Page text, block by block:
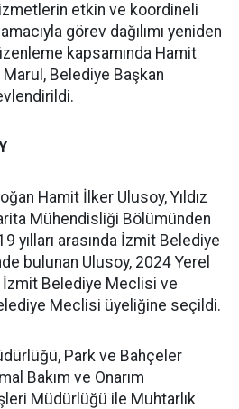
etkin ve koordineli
görev dağılımı yeniden
kapsamında Hamit
Belediye Başkan
Hamit İlker Ulusoy, Yıldız
Mühendisliği Bölümünden
yılları arasında İzmit Belediye
bulunan Ulusoy, 2024 Yerel
Belediye Meclisi ve
Meclisi üyeliğine seçildi.
Park ve Bahçeler
Bakım ve Onarım
Müdürlüğü ile Muhtarlık